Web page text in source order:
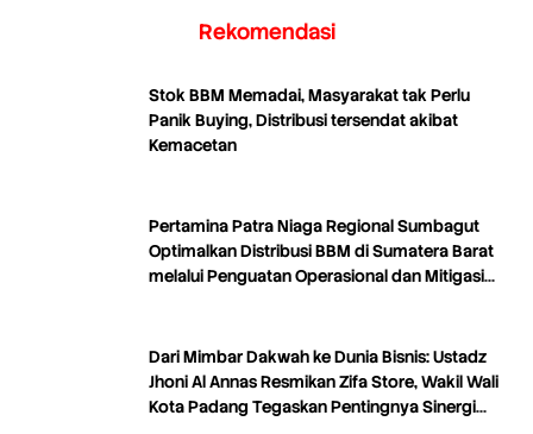
Rekomendasi
Stok BBM Memadai, Masyarakat tak Perlu
Panik Buying, Distribusi tersendat akibat
Kemacetan
Pertamina Patra Niaga Regional Sumbagut
Optimalkan Distribusi BBM di Sumatera Barat
melalui Penguatan Operasional dan Mitigasi
Dari Mimbar Dakwah ke Dunia Bisnis: Ustadz
Jhoni Al Annas Resmikan Zifa Store, Wakil Wali
Kota Padang Tegaskan Pentingnya Sinergi